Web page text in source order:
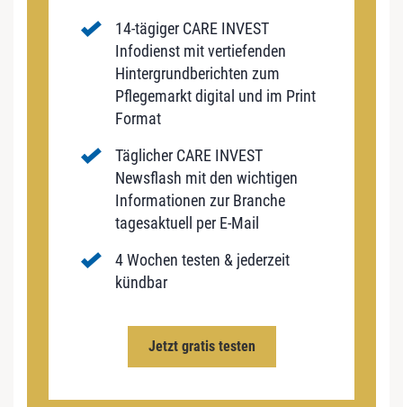
14-tägiger CARE INVEST
Infodienst mit vertiefenden
Hintergrundberichten zum
Pflegemarkt digital und im Print
Format
Täglicher CARE INVEST
Newsflash mit den wichtigen
Informationen zur Branche
tagesaktuell per E-Mail
4 Wochen testen & jederzeit
kündbar
Jetzt gratis testen